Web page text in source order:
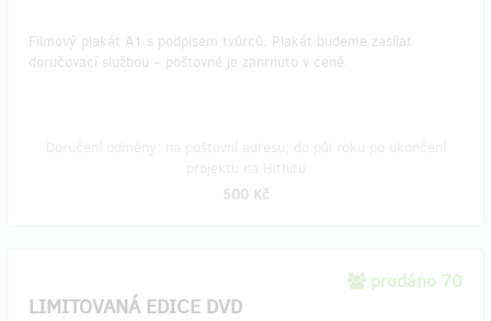
Filmový plakát A1 s podpisem tvůrců. Plakát budeme zasílat
doručovací službou – poštovné je zahrnuto v ceně.
500 Kč
prodáno 70
LIMITOVANÁ EDICE DVD